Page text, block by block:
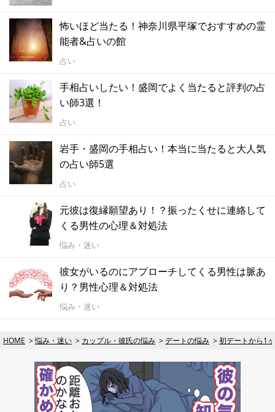
怖いほど当たる！神奈川県平塚でおすすめの霊
能者&占いの館
占い
手相占いしたい！盛岡でよく当たると評判の占
い師3選！
占い
岩手・盛岡の手相占い！本当に当たると大人気
の占い師5選
占い
元彼は復縁願望あり！？振ったくせに連絡して
くる男性の心理＆対処法
悩み・迷い
彼女がいるのにアプローチしてくる男性は脈あ
り？男性心理＆対処法
悩み・迷い
HOME 悩み・迷い カップル・彼氏の悩み デートの悩み 初デートから1